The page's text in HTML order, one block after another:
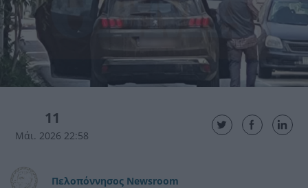
11
Μάι. 2026 22:58
Πελοπόννησος Newsroom